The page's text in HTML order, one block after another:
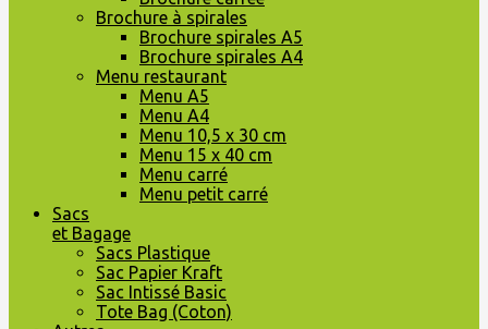
Brochure à spirales
Brochure spirales A5
Brochure spirales A4
Menu restaurant
Menu A5
Menu A4
Menu 10,5 x 30 cm
Menu 15 x 40 cm
Menu carré
Menu petit carré
Sacs
et Bagage
Sacs Plastique
Sac Papier Kraft
Sac Intissé Basic
Tote Bag (Coton)